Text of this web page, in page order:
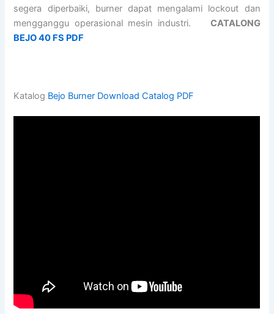
segera diperbaiki, burner dapat mengalami lockout dan
mengganggu operasional mesin industri.
CATALONG
BEJO 40 FS PDF
Katalog Bejo Burner Download Catalog PDF